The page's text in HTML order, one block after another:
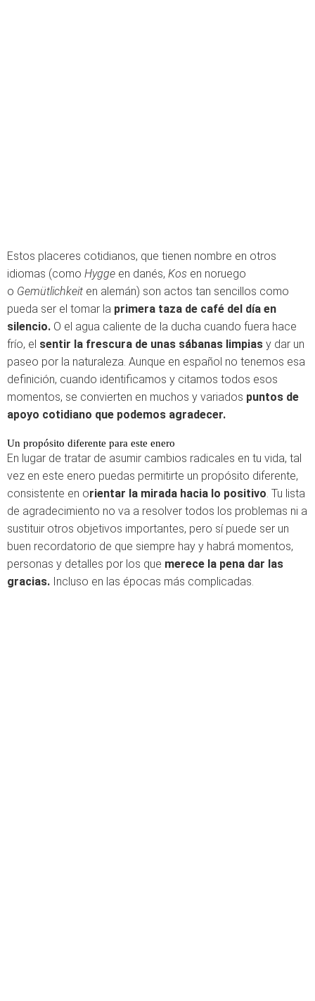
Estos placeres cotidianos, que tienen nombre en otros
idiomas (como Hygge en danés, Kos en noruego
o Gemütlichkeit en alemán) son actos tan sencillos como
pueda ser el tomar la primera taza de café del día en
silencio. O el agua caliente de la ducha cuando fuera hace
frío, el sentir la frescura de unas sábanas limpias y dar un
paseo por la naturaleza. Aunque en español no tenemos esa
definición, cuando identificamos y citamos todos esos
momentos, se convierten en muchos y variados puntos de
apoyo cotidiano que podemos agradecer.
Un propósito diferente para este enero
En lugar de tratar de asumir cambios radicales en tu vida, tal
vez en este enero puedas permitirte un propósito diferente,
consistente en orientar la mirada hacia lo positivo. Tu lista
de agradecimiento no va a resolver todos los problemas ni a
sustituir otros objetivos importantes, pero sí puede ser un
buen recordatorio de que siempre hay y habrá momentos,
personas y detalles por los que merece la pena dar las
gracias. Incluso en las épocas más complicadas.